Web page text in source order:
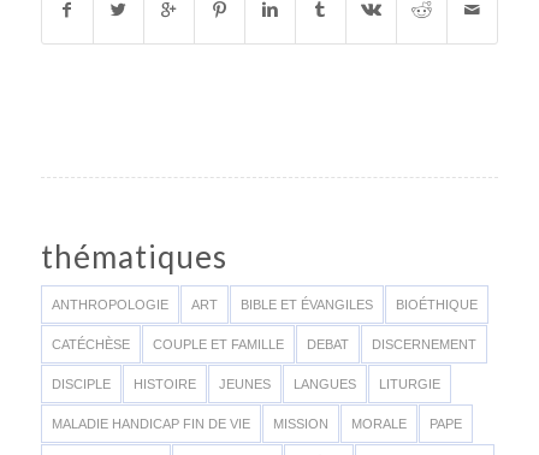
thématiques
ANTHROPOLOGIE ART BIBLE ET ÉVANGILES BIOÉTHIQUE
CATÉCHÈSE COUPLE ET FAMILLE DEBAT DISCERNEMENT
DISCIPLE HISTOIRE JEUNES LANGUES LITURGIE
MALADIE HANDICAP FIN DE VIE MISSION MORALE PAPE